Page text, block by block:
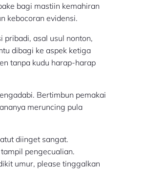
bagi mastiin kemahiran
kebocoran evidensi.
asal usul nonton,
dibagi ke aspek ketiga
tanpa kudu harap-harap
Bertimbun pemakai
meruncing pula
diinget sangat.
pengecualian.
umur, please tinggalkan